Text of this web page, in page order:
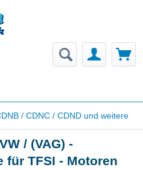
/ CDNC / CDND und weitere
/ (VAG) -
für TFSI - Motoren